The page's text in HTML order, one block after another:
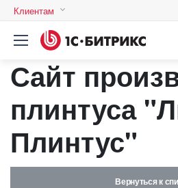
Клиентам
Логин
Сайт
плинтуса
Плинтус"
Вернуться к